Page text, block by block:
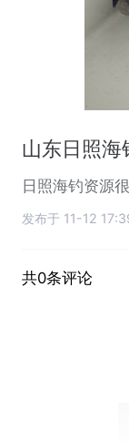
山东日照海
日照海钓资源
发布于 11-12
共0条评论